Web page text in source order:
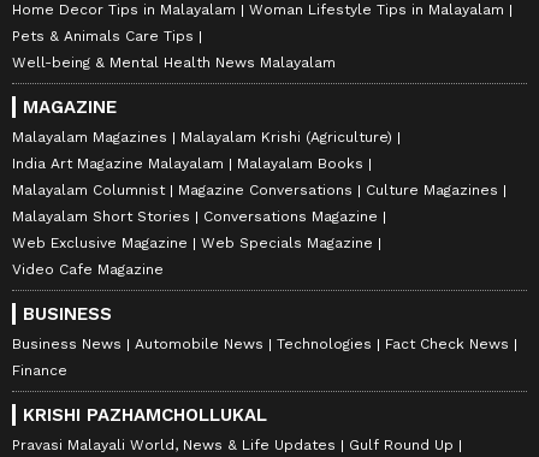
Home Decor Tips in Malayalam
Woman Lifestyle Tips in Malayalam
Pets & Animals Care Tips
Well-being & Mental Health News Malayalam
MAGAZINE
Malayalam Magazines
Malayalam Krishi (Agriculture)
India Art Magazine Malayalam
Malayalam Books
Malayalam Columnist
Magazine Conversations
Culture Magazines
Malayalam Short Stories
Conversations Magazine
Web Exclusive Magazine
Web Specials Magazine
Video Cafe Magazine
BUSINESS
Business News Automobile News Technologies
Fact Check News
Finance
KRISHI PAZHAMCHOLLUKAL
Pravasi Malayali World, News & Life Updates
Gulf Round Up